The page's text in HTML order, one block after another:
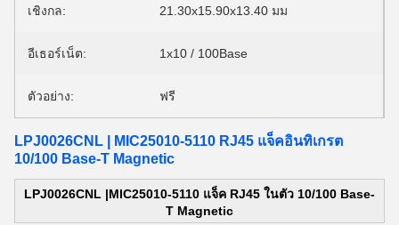
เชิงกล: 21.30x15.90x13.40 มม
อีเธอร์เน็ต: 1x10 / 100Base
ตัวอย่าง: ฟรี
LPJ0026CNL | MIC25010-5110 RJ45 แจ็คอินทิเกรต
10/100 Base-T Magnetic
LPJ0026CNL |MIC25010-5110 แจ็ค RJ45 ในตัว 10/100 Base-
T Magnetic